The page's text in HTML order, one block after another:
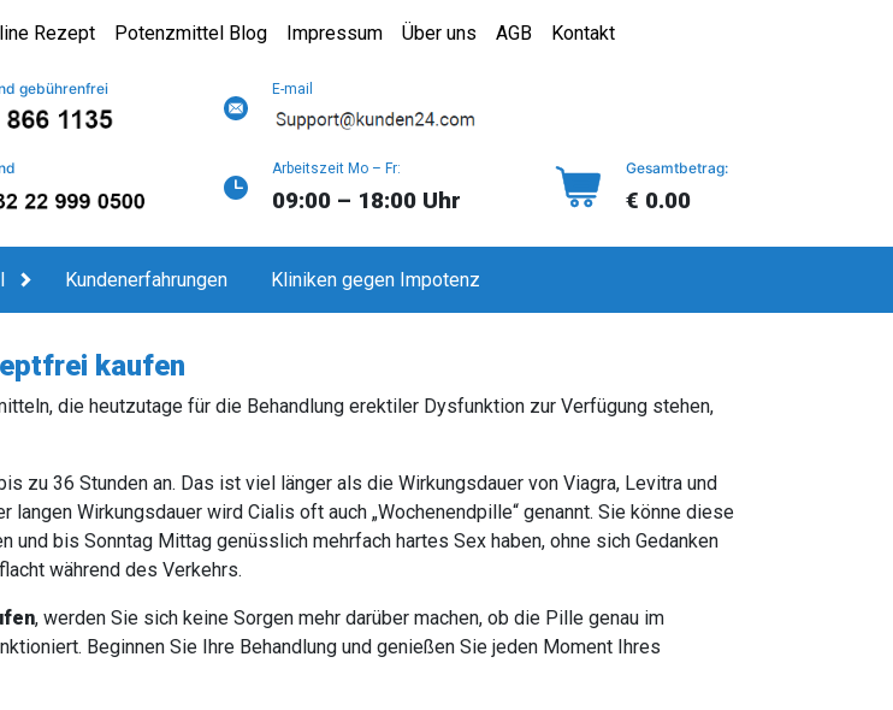
Rezept Potenzmittel Blog Impressum Über uns AGB Kontakt
gebührenfrei E-mail
Arbeitszeit Mo – Fr:
09:00 – 18:00 Uhr
Gesamtbetrag:
€ 0.00
Kundenerfahrungen Kliniken gegen Impotenz
kaufen
die heutzutage für die Behandlung erektiler Dysfunktion zur Verfügung stehen,
zu 36 Stunden an. Das ist viel länger als die Wirkungsdauer von Viagra, Levitra und
langen Wirkungsdauer wird Cialis oft auch „Wochenendpille“ genannt. Sie könne diese
und bis Sonntag Mittag genüsslich mehrfach hartes Sex haben, ohne sich Gedanken
während des Verkehrs.
, werden Sie sich keine Sorgen mehr darüber machen, ob die Pille genau im
Beginnen Sie Ihre Behandlung und genießen Sie jeden Moment Ihres